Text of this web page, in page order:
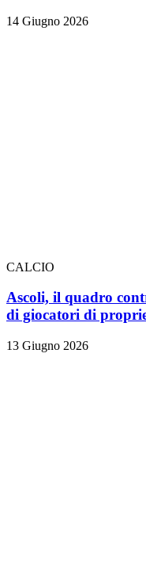
14 Giugno 2026
CALCIO
Ascoli, il quadro
di giocatori di
13 Giugno 2026